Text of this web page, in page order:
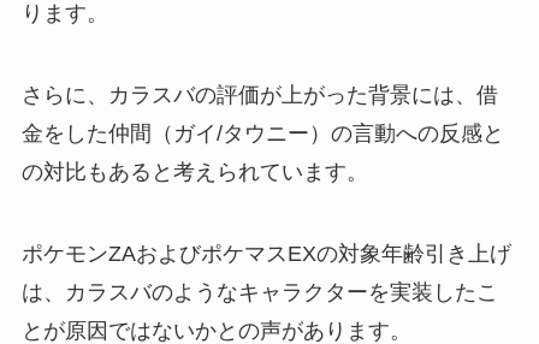
ります。
さらに、カラスバの評価が上がった背景には、借
金をした仲間（ガイ/タウニー）の言動への反感と
の対比もあると考えられています。
ポケモンZAおよびポケマスEXの対象年齢引き上げ
は、カラスバのようなキャラクターを実装したこ
とが原因ではないかとの声があります。